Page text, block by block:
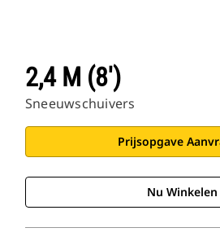
2,4 M (8')
Sneeuwschuivers
Prijsopgave
Nu Winkelen